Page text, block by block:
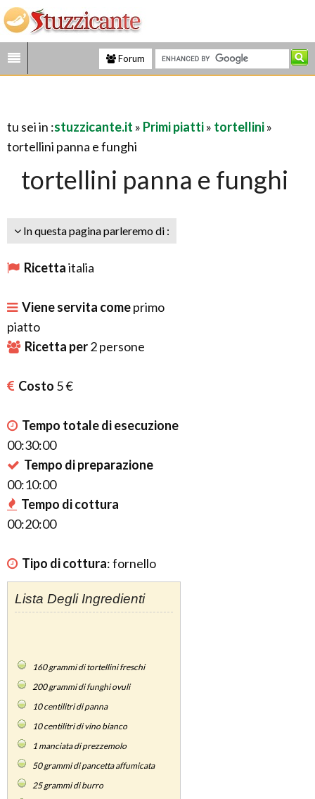
Forum
tu sei in :stuzzicante.it » Primi piatti» tortellini»
tortellini panna e funghi
tortellini panna e funghi
In questa pagina parleremo di :
Ricettaitalia
Viene servita comeprimo
piatto
Ricetta per2persone
Costo 5 €
Tempo totale di esecuzione
00:30:00
Tempo di preparazione
00:10:00
Tempo di cottura
00:20:00
Tipo di cottura:fornello
Lista Degli Ingredienti
160grammi di tortellini freschi
200grammi di funghi ovuli
10centilitri di panna
10centilitri di vino bianco
1 manciata di prezzemolo
50grammi di pancetta affumicata
25grammi di burro